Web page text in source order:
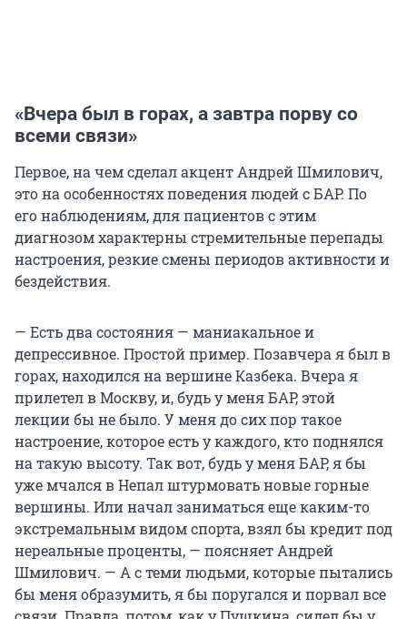
«Вчера был в горах, а завтра порву со
всеми связи»
Первое, на чем сделал акцент Андрей Шмилович,
это на особенностях поведения людей с БАР. По
его наблюдениям, для пациентов с этим
диагнозом характерны стремительные перепады
настроения, резкие смены периодов активности и
бездействия.
— Есть два состояния — маниакальное и
депрессивное. Простой пример. Позавчера я был в
горах, находился на вершине Казбека. Вчера я
прилетел в Москву, и, будь у меня БАР, этой
лекции бы не было. У меня до сих пор такое
настроение, которое есть у каждого, кто поднялся
на такую высоту. Так вот, будь у меня БАР, я бы
уже мчался в Непал штурмовать новые горные
вершины. Или начал заниматься еще каким-то
экстремальным видом спорта, взял бы кредит под
нереальные проценты, — поясняет Андрей
Шмилович. — А с теми людьми, которые пытались
бы меня образумить, я бы поругался и порвал все